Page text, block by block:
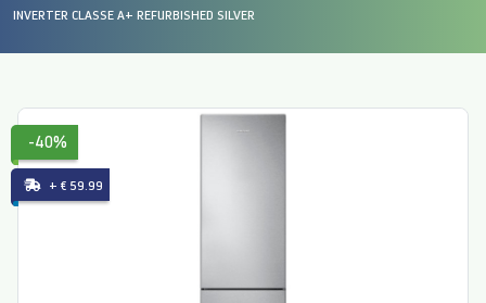
INVERTER CLASSE A+ REFURBISHED SILVER
-40%
+ € 59.99